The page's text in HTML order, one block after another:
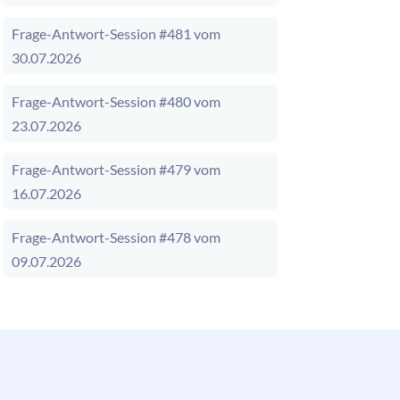
Frage-Antwort-Session #481 vom
30.07.2026
Frage-Antwort-Session #480 vom
23.07.2026
Frage-Antwort-Session #479 vom
16.07.2026
Frage-Antwort-Session #478 vom
09.07.2026